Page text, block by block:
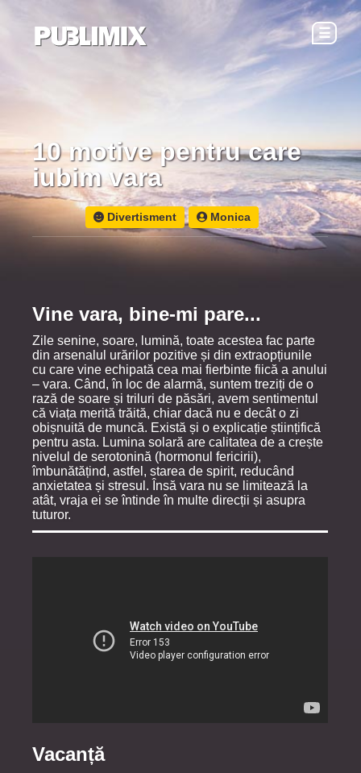
☰
10 motive pentru care
iubim vara
Divertisment Monica
Vine vara, bine-mi pare...
Zile senine, soare, lumină, toate acestea fac parte
din arsenalul urărilor pozitive și din extraopțiunile
cu care vine echipată cea mai fierbinte fiică a anului
– vara. Când, în loc de alarmă, suntem treziți de o
rază de soare și triluri de păsări, avem sentimentul
că viața merită trăită, chiar dacă nu e decât o zi
obișnuită de muncă. Există și o explicație științifică
pentru asta. Lumina solară are calitatea de a crește
nivelul de serotonină (hormonul fericirii),
îmbunătățind, astfel, starea de spirit, reducând
anxietatea și stresul. Însă vara nu se limitează la
atât, vraja ei se întinde în multe direcții și asupra
tuturor.
Vacanță